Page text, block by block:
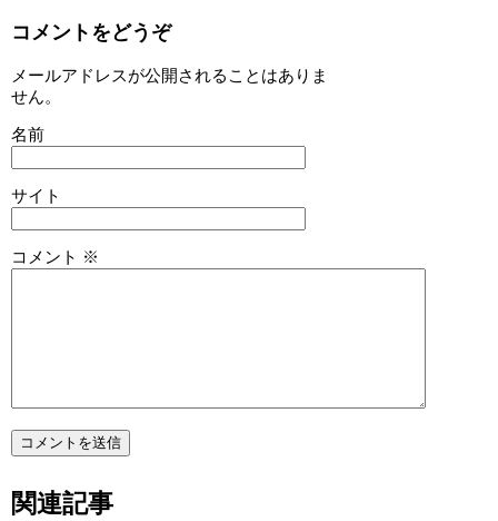
コメントをどうぞ
メールアドレスが公開されることはありま
せん。
名前
サイト
コメント ※
関連記事